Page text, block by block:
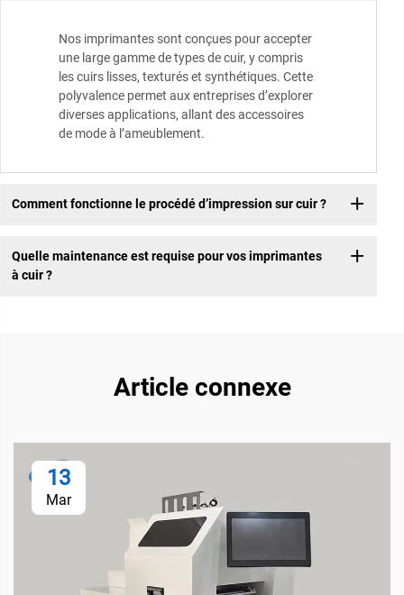
Nos imprimantes sont conçues pour accepter
une large gamme de types de cuir, y compris
les cuirs lisses, texturés et synthétiques. Cette
polyvalence permet aux entreprises d’explorer
diverses applications, allant des accessoires
de mode à l’ameublement.
Comment fonctionne le procédé d’impression sur cuir ?
Quelle maintenance est requise pour vos imprimantes
à cuir ?
Article connexe
13
Mar